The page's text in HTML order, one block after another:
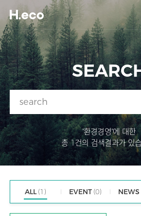
"환경경영"에 대한
총 1건의 검색결과가 있
ALL (1) EVENT (0) NEWS